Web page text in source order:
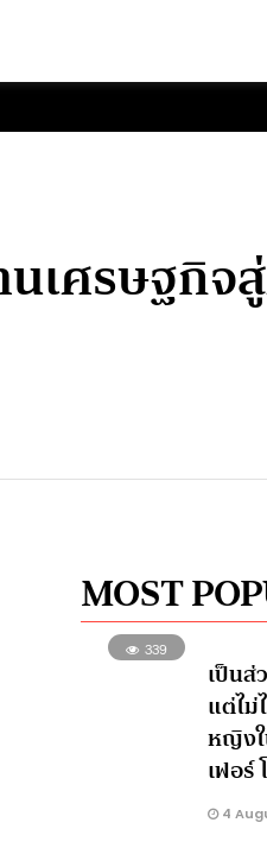
เศรษฐกิจ
MOST
339
เป็น
แต่ไม่
หญิง
เฟอร์
4